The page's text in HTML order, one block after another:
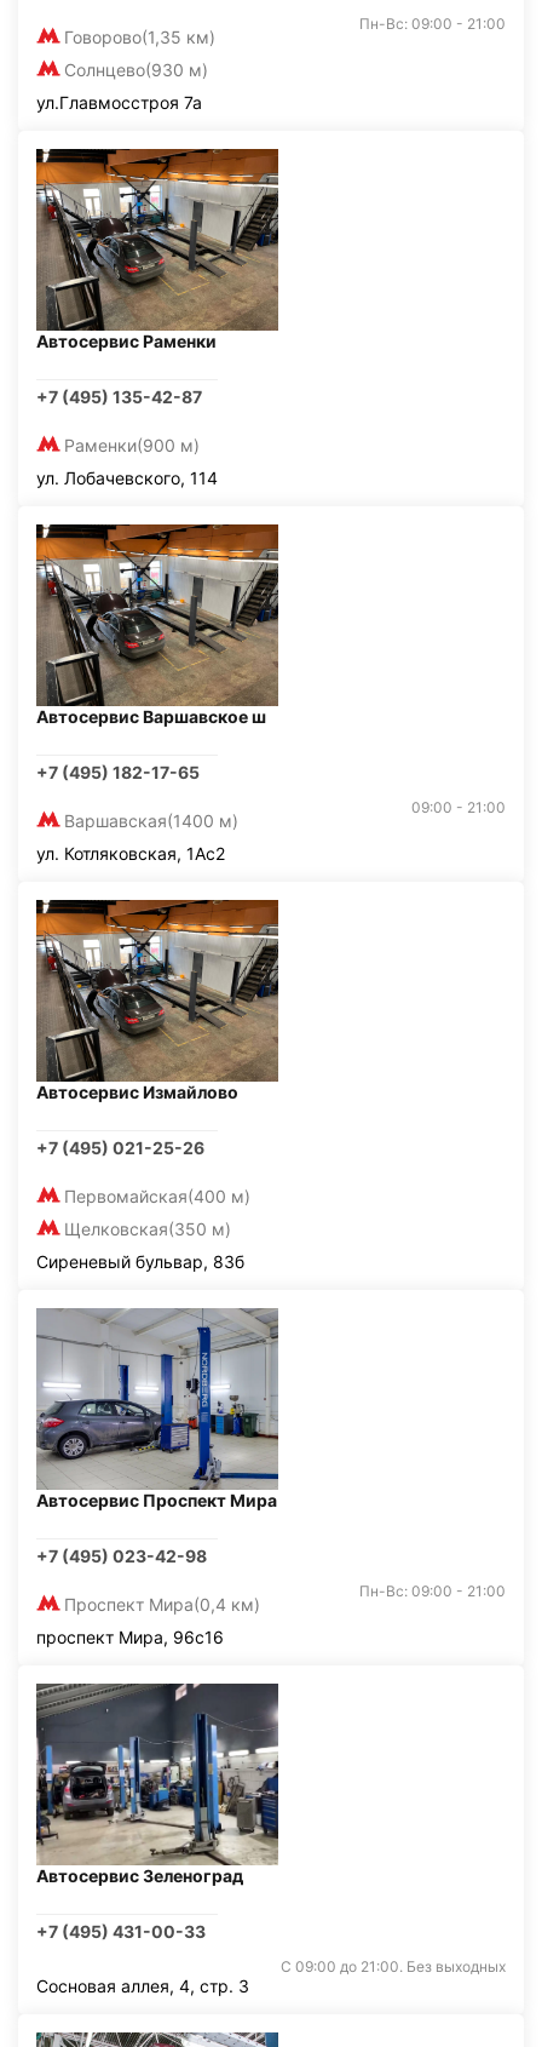
Говорово(1,35 км)
Солнцево(930 м)
Пн-Вс: 09:00 - 21:00
ул.Главмосстроя 7а
Автосервис Раменки
+7 (495) 135-42-87
Раменки(900 м)
ул. Лобачевского, 114
Автосервис Варшавское ш
+7 (495) 182-17-65
Варшавская(1400 м)
09:00 - 21:00
ул. Котляковская, 1Ас2
Автосервис Измайлово
+7 (495) 021-25-26
Первомайская(400 м)
Щелковская(350 м)
Сиреневый бульвар, 83б
Автосервис Проспект Мира
+7 (495) 023-42-98
Проспект Мира(0,4 км)
Пн-Вс: 09:00 - 21:00
проспект Мира, 96с16
Автосервис Зеленоград
+7 (495) 431-00-33
С 09:00 до 21:00. Без выходных
Сосновая аллея, 4, стр. 3